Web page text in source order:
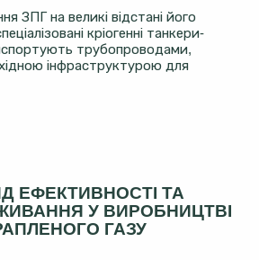
ЗПГ на великі відстані його
кріогенні танкери-
трубопроводами,
інфраструктурою для
ЕФЕКТИВНОСТІ ТА
У ВИРОБНИЦТВІ
ГАЗУ